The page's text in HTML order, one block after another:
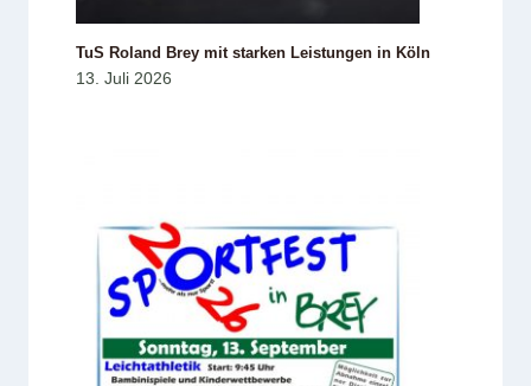
TuS Roland Brey mit starken Leistungen in Köln
13. Juli 2026